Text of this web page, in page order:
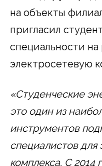
на объекты
пригласил
специальности
электросетевую
«Студенческие
это один из
инструментов
специалистов для
комплекса. С 2014